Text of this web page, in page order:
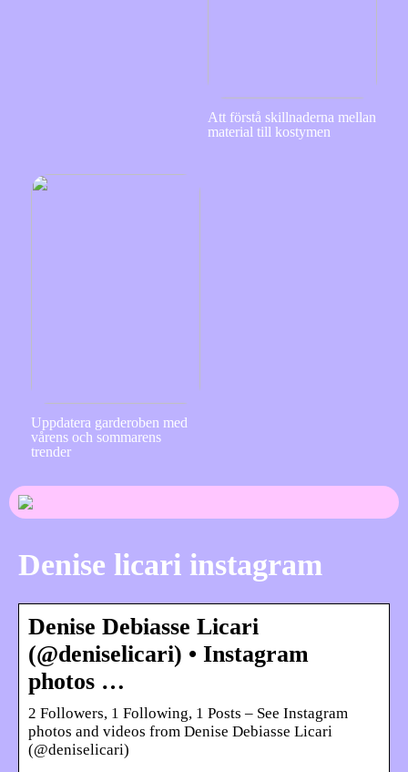
Att förstå skillnaderna mellan
material till kostymen
Uppdatera garderoben med
vårens och sommarens
trender
Denise licari instagram
Denise Debiasse Licari
(@deniselicari) • Instagram
photos …
2 Followers, 1 Following, 1 Posts – See Instagram
photos and videos from Denise Debiasse Licari
(@deniselicari)